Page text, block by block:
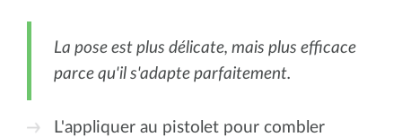
La pose est plus délicate, mais plus efficace
parce qu'il s'adapte parfaitement.
L'appliquer au pistolet pour combler